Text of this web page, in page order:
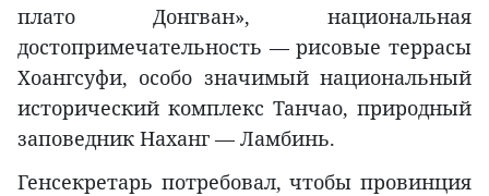
плато Донгван», национальная
достопримечательность — рисовые террасы
Хоангсуфи, особо значимый национальный
исторический комплекс Танчао, природный
заповедник Наханг — Ламбинь.
Генсекретарь потребовал, чтобы провинция